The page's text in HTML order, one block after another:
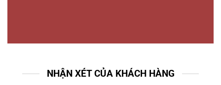
NHẬN XÉT CỦA KHÁCH HÀNG